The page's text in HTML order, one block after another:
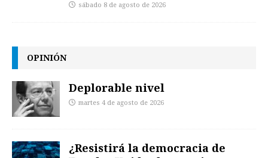
sábado 8 de agosto de 2026
OPINIÓN
Deplorable nivel
martes 4 de agosto de 2026
¿Resistirá la democracia de